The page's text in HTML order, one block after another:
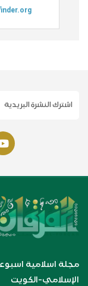
مجلة اسلامية
الإسلامي-الكويت